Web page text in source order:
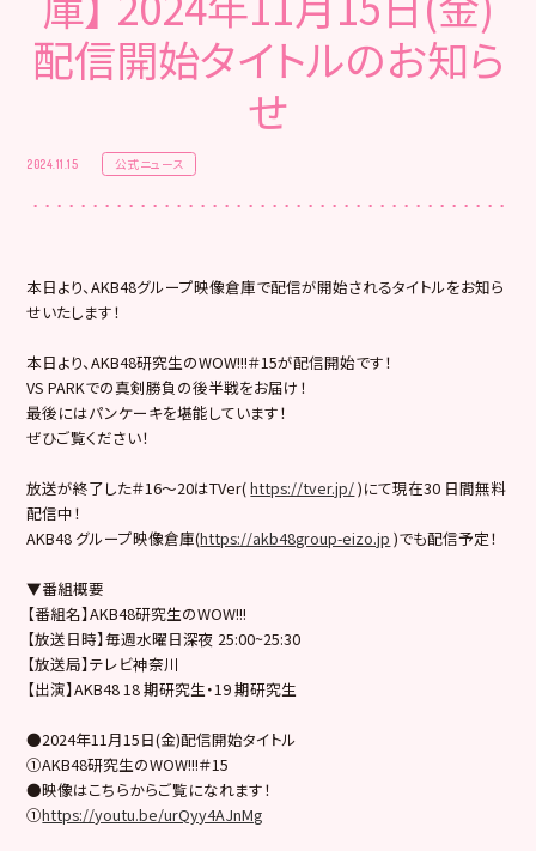
配信開始タイトルのお知ら
せ
2024.11.15 公式ニュース
本日より、AKB48グループ映像倉庫で配信が開始されるタイトルをお知ら
せいたします！
本日より、AKB48研究生のWOW!!!＃15が配信開始です！
VS PARKでの真剣勝負の後半戦をお届け！
最後にはパンケーキを堪能しています！
ぜひご覧ください！
放送が終了した＃16〜20はTVer(https://tver.jp/)にて現在30 日間無料
配信中！
AKB48 グループ映像倉庫(https://akb48group-eizo.jp )でも配信予定！
▼番組概要
【番組名】AKB48研究生のWOW!!!
【放送日時】毎週水曜日深夜 25:00~25:30
【放送局】テレビ神奈川
【出演】AKB48 18 期研究生・19 期研究生
●2024年11月15日(金)配信開始タイトル
①AKB48研究生のWOW!!!＃15
●映像はこちらからご覧になれます！
①https://youtu.be/urQyy4AJnMg